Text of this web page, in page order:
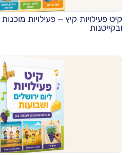
קיט פעילויות קיץ – פעילויות
ובקייטנות